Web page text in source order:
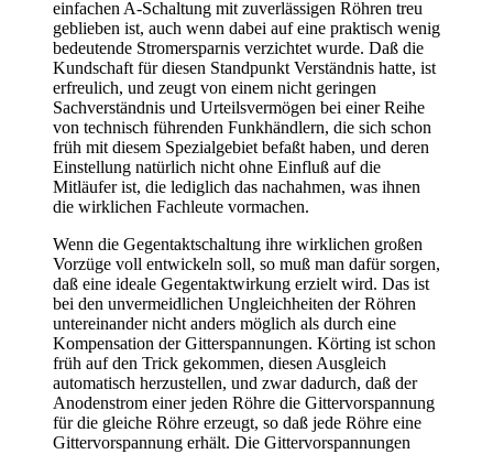
einfachen A-Schaltung mit zuverlässigen Röhren treu
geblieben ist, auch wenn dabei auf eine praktisch wenig
bedeutende Stromersparnis verzichtet wurde. Daß die
Kundschaft für diesen Standpunkt Verständnis hatte, ist
erfreulich, und zeugt von einem nicht geringen
Sachverständnis und Urteilsvermögen bei einer Reihe
von technisch führenden Funkhändlern, die sich schon
früh mit diesem Spezialgebiet befaßt haben, und deren
Einstellung natürlich nicht ohne Einfluß auf die
Mitläufer ist, die lediglich das nachahmen, was ihnen
die wirklichen Fachleute vormachen.
Wenn die Gegentaktschaltung ihre wirklichen großen
Vorzüge voll entwickeln soll, so muß man dafür sorgen,
daß eine ideale Gegentaktwirkung erzielt wird. Das ist
bei den unvermeidlichen Ungleichheiten der Röhren
untereinander nicht anders möglich als durch eine
Kompensation der Gitterspannungen. Körting ist schon
früh auf den Trick gekommen, diesen Ausgleich
automatisch herzustellen, und zwar dadurch, daß der
Anodenstrom einer jeden Röhre die Gittervorspannung
für die gleiche Röhre erzeugt, so daß jede Röhre eine
Gittervorspannung erhält. Die Gittervorspannungen